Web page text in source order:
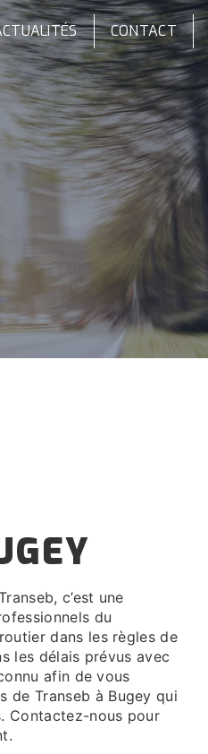
CONTACT
du
dans les règles de
les délais prévus avec
afin de vous
de Transeb à Bugey qui
Contactez-nous pour